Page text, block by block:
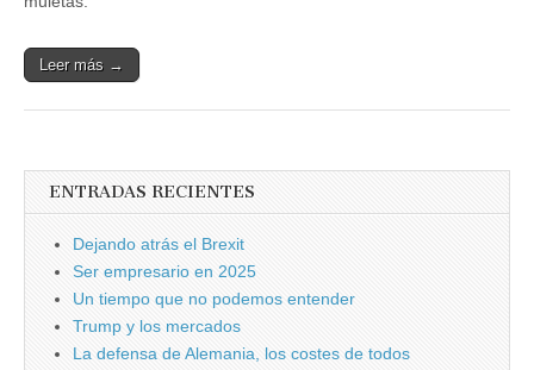
Leer más →
ENTRADAS RECIENTES
Dejando atrás el Brexit
Ser empresario en 2025
Un tiempo que no podemos entender
Trump y los mercados
La defensa de Alemania, los costes de todos